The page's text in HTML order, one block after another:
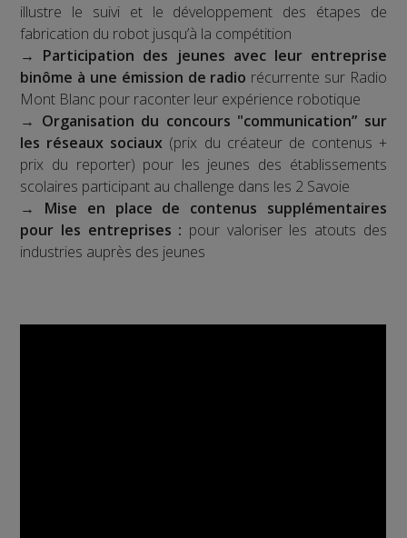
illustre le suivi et le développement des étapes de
fabrication du robot jusqu’à la compétition
→ Participation des jeunes avec leur entreprise
binôme à une émission de radio récurrente sur Radio
Mont Blanc pour raconter leur expérience robotique
→ Organisation du concours "communication” sur
les réseaux sociaux (prix du créateur de contenus +
prix du reporter) pour les jeunes des établissements
scolaires participant au challenge dans les 2 Savoie
→ Mise en place de contenus supplémentaires
pour les entreprises : pour valoriser les atouts des
industries auprès des jeunes